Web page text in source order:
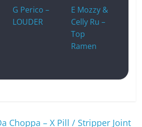
G Perico –
LOUDER
E Mozzy &
Celly Ru –
Top
Ramen
Choppa – X Pill / Stripper Joint